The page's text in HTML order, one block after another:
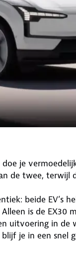
je
de twee,
beide EV’s
is de EX30
uitvoering in de
je in een snel